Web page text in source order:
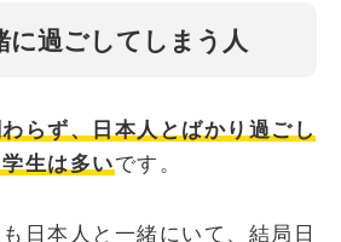
に過ごしてしまう人
らず、日本人とばかり過ごし
生は多いです。
日本人と一緒にいて、結局日